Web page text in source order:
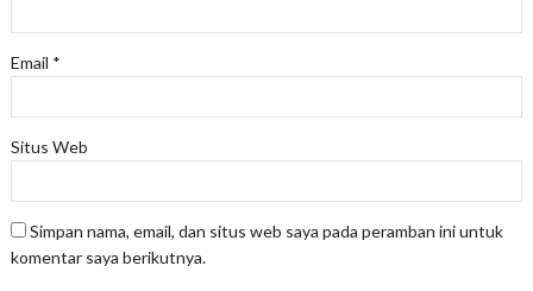
Email *
Situs Web
Simpan nama, email, dan situs web saya pada peramban ini untuk
komentar saya berikutnya.